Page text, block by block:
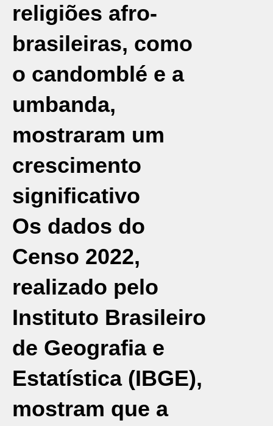
religiões afro-
brasileiras, como
o candomblé e a
umbanda,
mostraram um
crescimento
significativo
Os dados do
Censo 2022,
realizado pelo
Instituto Brasileiro
de Geografia e
Estatística (IBGE),
mostram que a